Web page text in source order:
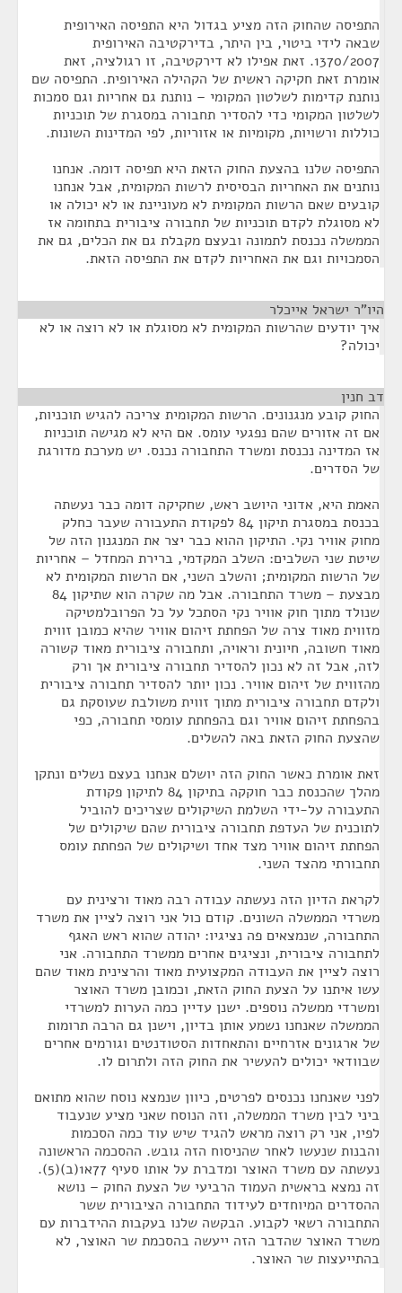
התפיסה שהחוק הזה מציע בגדול היא התפיסה האירופית
שבאה לידי ביטוי, בין היתר, בדירקטיבה האירופית
1370/2007. זאת אפילו לא דירקטיבה, זו רגולציה, זאת
אומרת זאת חקיקה ראשית של הקהילה האירופית. התפיסה שם
נותנת קדימות לשלטון המקומי – נותנת גם אחריות וגם סמכות
לשלטון המקומי כדי להסדיר תחבורה במסגרת של תוכניות
כוללות ורשויות, מקומיות או אזוריות, לפי המדינות השונות.
התפיסה שלנו בהצעת החוק הזאת היא תפיסה דומה. אנחנו
נותנים את האחריות הבסיסית לרשות המקומית, אבל אנחנו
קובעים שאם הרשות המקומית לא מעוניינת או לא יכולה או
לא מסוגלת לקדם תוכניות של תחבורה ציבורית בתחומה אז
הממשלה נכנסת לתמונה ובעצם מקבלת גם את הכלים, גם את
הסמכויות וגם את האחריות לקדם את התפיסה הזאת.
היו"ר ישראל אייכלר
איך יודעים שהרשות המקומית לא מסוגלת או לא רוצה או לא
יכולה?
דב חנין
החוק קובע מנגנונים. הרשות המקומית צריכה להגיש תוכניות,
אם זה אזורים שהם נפגעי עומס. אם היא לא מגישה תוכניות
אז המדינה נכנסת ומשרד התחבורה נכנס. יש מערכת מדורגת
של הסדרים.
האמת היא, אדוני היושב ראש, שחקיקה דומה כבר נעשתה
בכנסת במסגרת תיקון 84 לפקודת התעבורה שעבר כחלק
מחוק אוויר נקי. התיקון ההוא כבר יצר את המנגנון הזה של
שיטת שני השלבים: השלב המקדמי, ברירת המחדל – אחריות
של הרשות המקומית; והשלב השני, אם הרשות המקומית לא
מבצעת – משרד התחבורה. אבל מה שקרה הוא שתיקון 84
שנולד מתוך חוק אוויר נקי הסתכל על כל הפרובלמטיקה
מזווית מאוד צרה של הפחתת זיהום אוויר שהיא כמובן זווית
מאוד חשובה, חיונית וראויה, ותחבורה ציבורית מאוד קשורה
לזה, אבל זה לא נכון להסדיר תחבורה ציבורית אך ורק
מהזווית של זיהום אוויר. נכון יותר להסדיר תחבורה ציבורית
ולקדם תחבורה ציבורית מתוך זווית משולבת שעוסקת גם
בהפחתת זיהום אוויר וגם בהפחתת עומסי תחבורה, כפי
שהצעת החוק הזאת באה להשלים.
זאת אומרת כאשר החוק הזה יושלם אנחנו בעצם נשלים ונתקן
מהלך שהכנסת כבר חוקקה בתיקון 84 לתיקון פקודת
התעבורה על-ידי השלמת השיקולים שצריכים להוביל
לתוכנית של העדפת תחבורה ציבורית שהם שיקולים של
הפחתת זיהום אוויר מצד אחד ושיקולים של הפחתת עומס
תחבורתי מהצד השני.
לקראת הדיון הזה נעשתה עבודה רבה מאוד ורצינית עם
משרדי הממשלה השונים. קודם כול אני רוצה לציין את משרד
התחבורה, שנמצאים פה נציגיו: יהודה שהוא ראש האגף
לתחבורה ציבורית, ונציגים אחרים ממשרד התחבורה. אני
רוצה לציין את העבודה המקצועית מאוד והרצינית מאוד שהם
עשו איתנו על הצעת החוק הזאת, וכמובן משרד האוצר
ומשרדי ממשלה נוספים. ישנן עדיין כמה הערות למשרדי
הממשלה שאנחנו נשמע אותן בדיון, וישנן גם הרבה תרומות
של ארגונים אזרחיים והתאחדות הסטודנטים וגורמים אחרים
שבוודאי יכולים להעשיר את החוק הזה ולתרום לו.
לפני שאנחנו נכנסים לפרטים, כיוון שנמצא נוסח שהוא מתואם
ביני לבין משרד הממשלה, וזה הנוסח שאני מציע שנעבוד
לפיו, אני רק רוצה מראש להגיד שיש עוד כמה הסכמות
והבנות שנעשו לאחר שהניסוח הזה גובש. ההסכמה הראשונה
נעשתה עם משרד האוצר ומדברת על אותו סעיף 77א1(ב)(5).
זה נמצא בראשית העמוד הרביעי של הצעת החוק – נושא
ההסדרים המיוחדים לעידוד התחבורה הציבורית ששר
התחבורה רשאי לקבוע. הבקשה שלנו בעקבות ההידברות עם
משרד האוצר שהדבר הזה ייעשה בהסכמת שר האוצר, לא
בהתייעצות שר האוצר.